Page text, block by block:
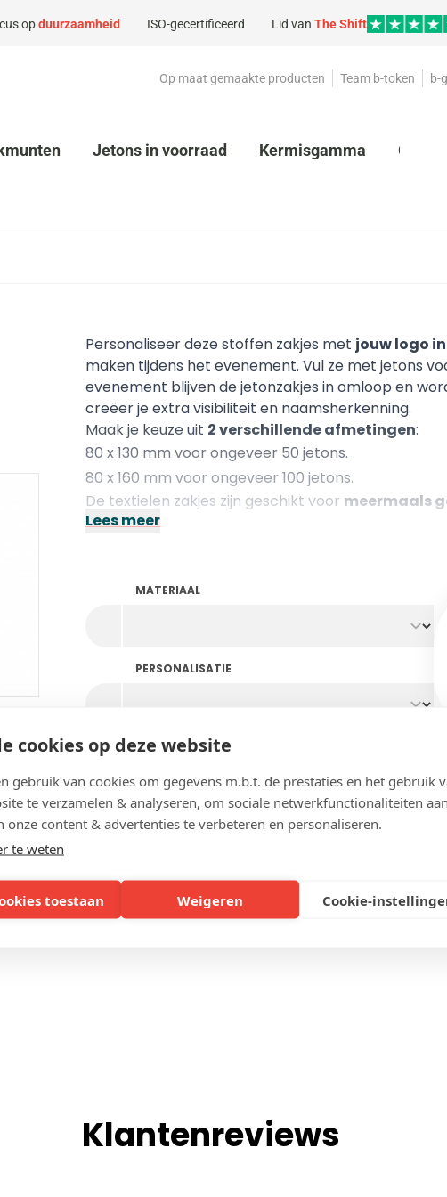
cookies op deze website
gebruik van cookies om gegevens m.b.t. de prestaties en het gebruik
te verzamelen & analyseren, om sociale netwerkfunctionaliteiten
onze content & advertenties te verbeteren en personaliseren.
te weten
toestaan Weigeren Cookie-
opduurzaamheid ISO-gecertificeerd Lid van The Shift
Op maat gemaakte producten Team b-token b-
Jetons in voorraad Kermisgamma
Personaliseer deze stoffen zakjes met jouw logo
maken tijdens het evenement. Vul ze met jetons
evenement blijven de jetonzakjes in omloop en
creëer je extra visibiliteit en naamsherkenning.
Maak je keuze uit 2 verschillende afmetingen:
80 x 130 mm voor ongeveer 50 jetons.
80 x 160 mm voor ongeveer 100 jetons.
De textielen zakjes zijn geschikt voor meermaals
sluiten.
Lees meer
MATERIAAL
PERSONALISATIE
DETAIL PERSONALISATIE
AFMETING
Klantenreviews